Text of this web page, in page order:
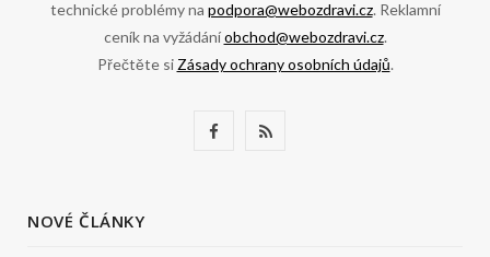
technické problémy na podpora@webozdravi.cz. Reklamní
ceník na vyžádáníobchod@webozdravi.cz.
Přečtěte si Zásady ochrany osobních údajů.
R
NOVÉ ČLÁNKY